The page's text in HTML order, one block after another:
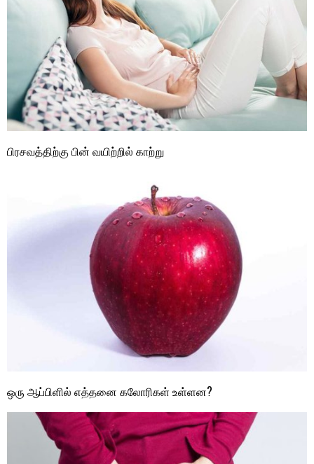
பிரசவத்திற்கு பின் வயிற்றில் காற்று
ஒரு ஆப்பிளில் எத்தனை கலோரிகள் உள்ளன?